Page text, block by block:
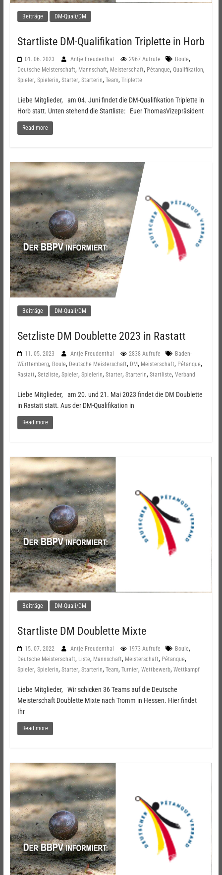
Beiträge DM-Quali/DM
Startliste DM-Qualifikation Triplette in Horb
01. 06. 2023 Antje Freudenthal 2967 Aufrufe Boule,
Deutsche Meisterschaft, Mannschaft, Meisterschaft, Pétanque, Qualifikation,
Spieler, Spielerin, Starter, Starterin, Team, Triplette
Liebe Mitglieder, am 04. Juni findet die DM-Qualifikation Triplette in
Horb statt. Unten stehend die Startliste: Euer ThomasVizepräsident
Read more
Beiträge DM-Quali/DM
Setzliste DM Doublette 2023 in Rastatt
11. 05. 2023 Antje Freudenthal 2838 Aufrufe
Baden-
Württemberg, Boule, Deutsche Meisterschaft, DM, Meisterschaft, Pétanque,
Rastatt, Setzliste, Spieler, Spielerin, Starter, Starterin, Startliste, Verband
Liebe Mitglieder, am 20. und 21. Mai 2023 findet die DM Doublette
in Rastatt statt. Aus der DM-Qualifikation in
Read more
Beiträge DM-Quali/DM
Startliste DM Doublette Mixte
15. 07. 2022 Antje Freudenthal 1973 Aufrufe Boule,
Deutsche Meisterschaft, Liste, Mannschaft, Meisterschaft, Pétanque,
Spieler, Spielerin, Starter, Starterin, Team, Turnier, Wettbewerb, Wettkampf
Liebe Mitglieder, Wir schicken 36 Teams auf die Deutsche
Meisterschaft Doublette Mixte nach Tromm in Hessen. Hier findet
Ihr
Read more